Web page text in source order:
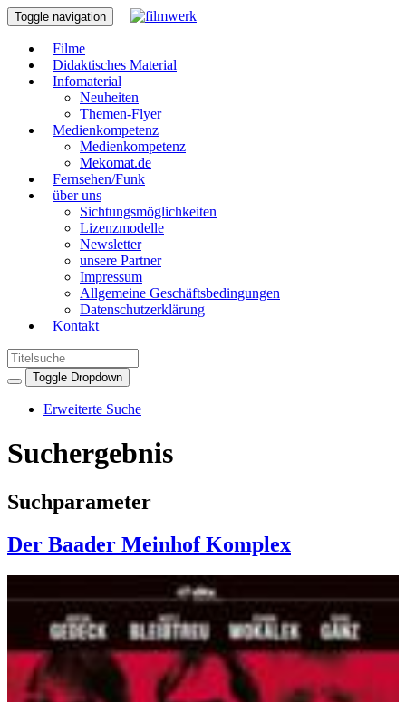
Toggle navigation
Filme
Didaktisches Material
Infomaterial
Neuheiten
Themen-Flyer
Medienkompetenz
Medienkompetenz
Mekomat.de
Fernsehen/Funk
über uns
Sichtungsmöglichkeiten
Lizenzmodelle
Newsletter
unsere Partner
Impressum
Allgemeine Geschäftsbedingungen
Datenschutzerklärung
Kontakt
Toggle Dropdown
Erweiterte Suche
Suchergebnis
Suchparameter
Der Baader Meinhof Komplex